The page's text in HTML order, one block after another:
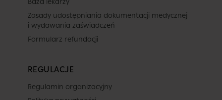
Zasady udostępniania dokumentacji medycznej
i wydawania zaświadczeń
Formularz refundacji
REGULACJE
Regulamin organizacyjny